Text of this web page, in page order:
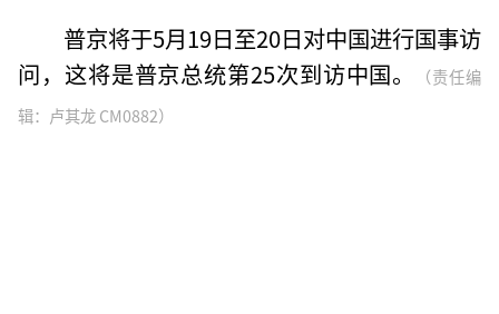
普京将于5月19日至20日对中国进行国事访
问，这将是普京总统第25次到访中国。
（责任编
辑：卢其龙 CM0882）